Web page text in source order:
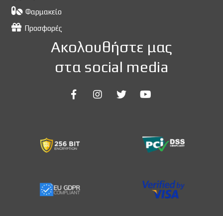
Φαρμακείο
Προσφορές
Ακολουθήστε μας
στα social media